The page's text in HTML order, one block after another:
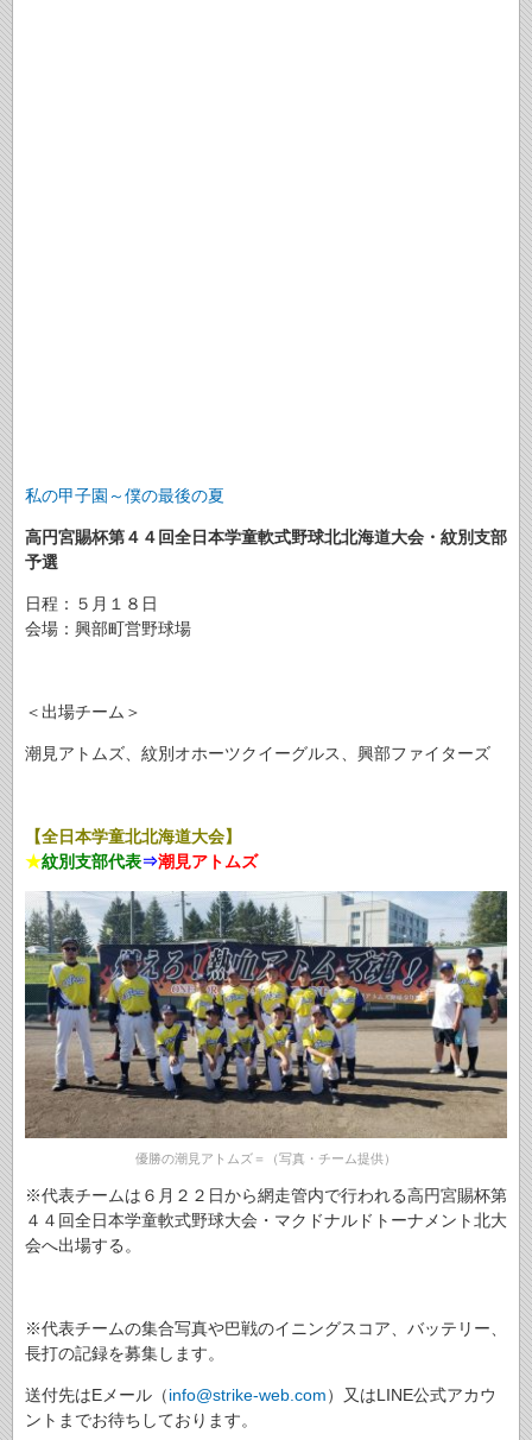
私の甲子園～僕の最後の夏
高円宮賜杯第４４回全日本学童軟式野球北北海道大会・紋別支部
予選
日程：５月１８日
会場：興部町営野球場
＜出場チーム＞
潮見アトムズ、紋別オホーツクイーグルス、興部ファイターズ
【全日本学童北北海道大会】
★紋別支部代表⇒潮見アトムズ
優勝の潮見アトムズ＝（写真・チーム提供）
※代表チームは６月２２日から網走管内で行われる高円宮賜杯第
４４回全日本学童軟式野球大会・マクドナルドトーナメント北大
会へ出場する。
※代表チームの集合写真や巴戦のイニングスコア、バッテリー、
長打の記録を募集します。
送付先はEメール（info@strike-web.com）又はLINE公式アカウ
ントまでお待ちしております。